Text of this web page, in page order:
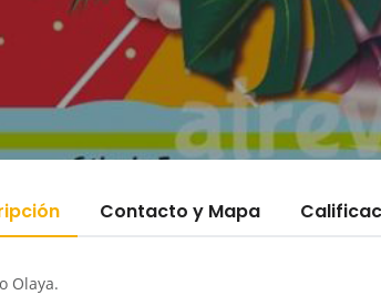
Contacto y Mapa
Olaya.